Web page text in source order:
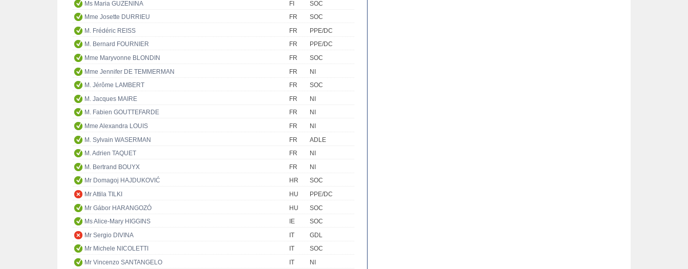
Ms Maria GUZENINA
FI
SOC
Mme Josette DURRIEU
FR
SOC
M. Frédéric REISS
FR
PPE/DC
M. Bernard FOURNIER
FR
PPE/DC
Mme Maryvonne BLONDIN
FR
SOC
Mme Jennifer DE TEMMERMAN
FR
NI
M. Jérôme LAMBERT
FR
SOC
M. Jacques MAIRE
FR
NI
M. Fabien GOUTTEFARDE
FR
NI
Mme Alexandra LOUIS
FR
NI
M. Sylvain WASERMAN
FR
ADLE
M. Adrien TAQUET
FR
NI
M. Bertrand BOUYX
FR
NI
Mr Domagoj HAJDUKOVIĆ
HR
SOC
Mr Attila TILKI
HU
PPE/DC
Mr Gábor HARANGOZÓ
HU
SOC
Ms Alice-Mary HIGGINS
IE
SOC
Mr Sergio DIVINA
IT
GDL
Mr Michele NICOLETTI
IT
SOC
Mr Vincenzo SANTANGELO
IT
NI